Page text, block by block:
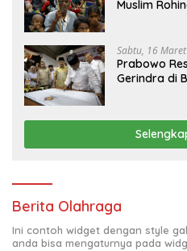
Muslim
Sabtu, 16
Prabowo
Gerindra di
Berita Olahraga
Ini contoh widget dengan style
anda bisa mengaturnya pada